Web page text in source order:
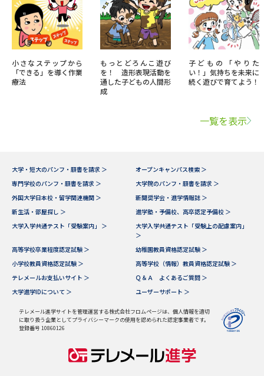
小さなステップから
「できる」を導く作業
療法
もっとどろんこ遊び
を！ 造形表現活動を
通した子どもの人間形
成
子どもの「やりた
い！」気持ちを未来に
続く遊びで育てよう！
一覧を表示
大学・短大のパンフ・願書を請求 ＞
オープンキャンパス検索 ＞
専門学校のパンフ・願書を請求 ＞
大学院のパンフ・願書を請求 ＞
外国大学日本校・留学関連機関 ＞
新聞奨学会・進学情報誌 ＞
新生活・部屋探し ＞
進学塾・予備校、高卒認定予備校 ＞
大学入学共通テスト「受験案内」 ＞
大学入学共通テスト「受験上の配慮案内」
＞
高等学校卒業程度認定試験 ＞
幼稚園教員資格認定試験 ＞
小学校教員資格認定試験 ＞
高等学校（情報）教員資格認定試験 ＞
テレメールお支払いサイト ＞
Ｑ＆Ａ よくあるご質問 ＞
大学進学IDについて ＞
ユーザーサポート ＞
テレメール進学サイトを管理運営する株式会社フロムページは、個人情報を適切
に取り扱う企業としてプライバシーマークの使用を認められた認定事業者です。
登録番号 10860126